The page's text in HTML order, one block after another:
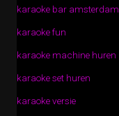
karaoke bar amsterdam
karaoke fun
karaoke machine huren
karaoke set huren
karaoke versie